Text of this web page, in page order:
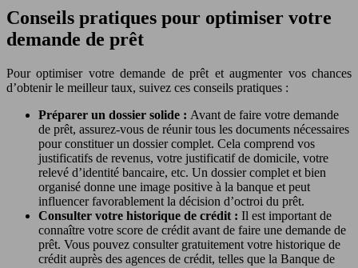
Conseils pratiques pour optimiser votre
demande de prêt
Pour optimiser votre demande de prêt et augmenter vos chances
d’obtenir le meilleur taux, suivez ces conseils pratiques :
Préparer un dossier solide : Avant de faire votre demande
de prêt, assurez-vous de réunir tous les documents nécessaires
pour constituer un dossier complet. Cela comprend vos
justificatifs de revenus, votre justificatif de domicile, votre
relevé d’identité bancaire, etc. Un dossier complet et bien
organisé donne une image positive à la banque et peut
influencer favorablement la décision d’octroi du prêt.
Consulter votre historique de crédit : Il est important de
connaître votre score de crédit avant de faire une demande de
prêt. Vous pouvez consulter gratuitement votre historique de
crédit auprès des agences de crédit, telles que la Banque de